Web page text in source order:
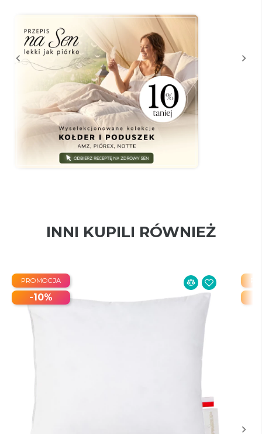
INNI KUPILI RÓWNIEŻ
PROMOCJA
-10%